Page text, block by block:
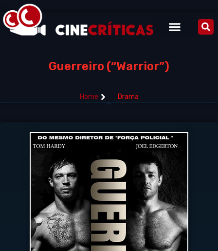
Guerreiro (“Warrior”)
Home Drama